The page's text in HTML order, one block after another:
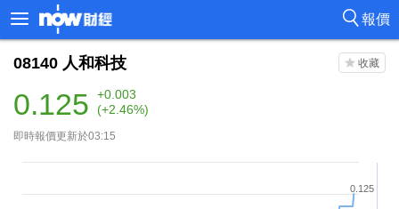
報價
08140 人和科技
0.125
+0.003
(+2.46%)
即時報價更新於03:15